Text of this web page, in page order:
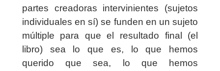
partes creadoras intervinientes (sujetos
individuales en sí) se funden en un sujeto
múltiple para que el resultado final (el
libro) sea lo que es, lo que hemos
querido que sea, lo que hemos